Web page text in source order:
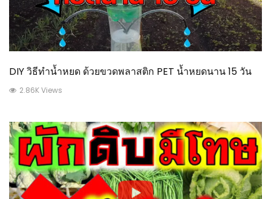
DIY วิธีทำน้ำหยด ด้วยขวดพลาสติก PET น้ำหยดนาน 15 วัน
2.86K Views